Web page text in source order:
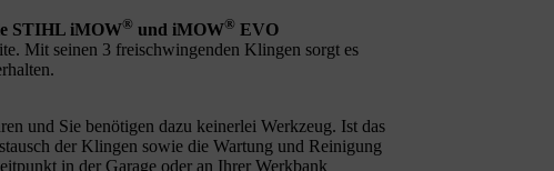
STIHL iMOW® und iMOW® EVO
Mit seinen 3 freischwingenden Klingen sorgt es
und Sie benötigen dazu keinerlei Werkzeug. Ist das
der Klingen sowie die Wartung und Reinigung
in der Garage oder an Ihrer Werkbank